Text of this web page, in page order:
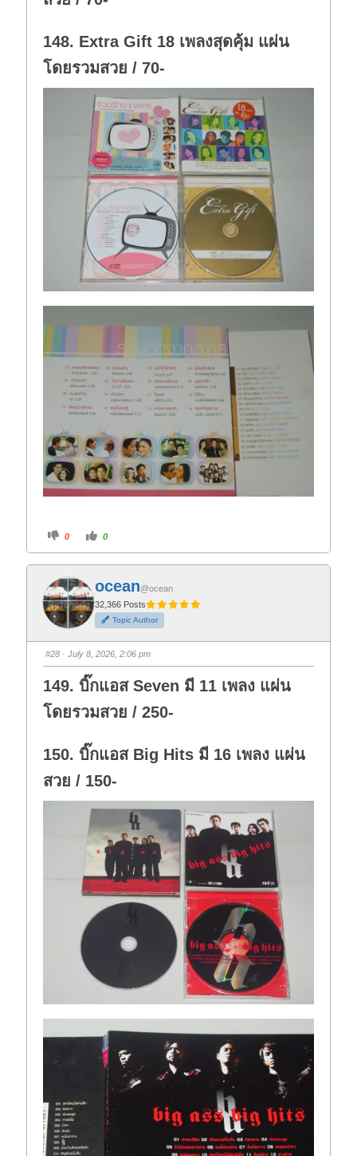
148. Extra Gift 18 เพลงสุดคุ้ม แผ่น
โดยรวมสวย / 70-
C
i
k
f
o
r
t
h
u
m
d
o
n
.
0
C
i
k
o
r
t
h
u
m
u
p
0
ocean@ocean
32,366 Posts
Topic Author
#28 · July 8, 2026, 2:06 pm
149. บิ๊กแอส Seven มี 11 เพลง แผ่น
โดยรวมสวย / 250-
150. บิ๊กแอส Big Hits มี 16 เพลง แผ่น
สวย / 150-